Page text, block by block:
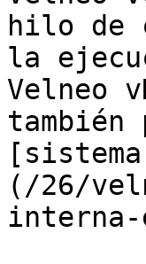
hilo de
la
Velneo
(/26/
interna-